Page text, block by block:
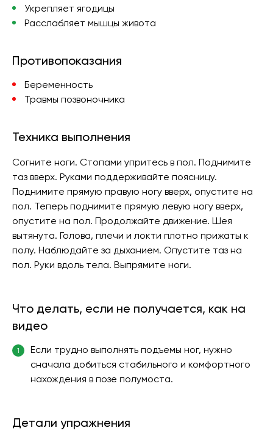
Укрепляет ягодицы
Расслабляет мышцы живота
Противопоказания
Беременность
Травмы позвоночника
Техника выполнения
Согните ноги. Стопами упритесь в пол. Поднимите
таз вверх. Руками поддерживайте поясницу.
Поднимите прямую правую ногу вверх, опустите на
пол. Теперь поднимите прямую левую ногу вверх,
опустите на пол. Продолжайте движение. Шея
вытянута. Голова, плечи и локти плотно прижаты к
полу. Наблюдайте за дыханием. Опустите таз на
пол. Руки вдоль тела. Выпрямите ноги.
Что делать, если не получается, как на
видео
1
Если трудно выполнять подъемы ног, нужно
сначала добиться стабильного и комфортного
нахождения в позе полумоста.
Детали упражнения